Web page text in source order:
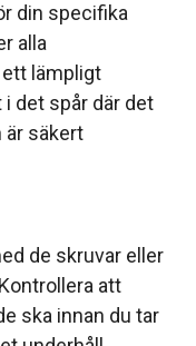
din specifika
alla
lämpligt
det spår där det
är säkert
de skruvar eller
att
ska innan du tar